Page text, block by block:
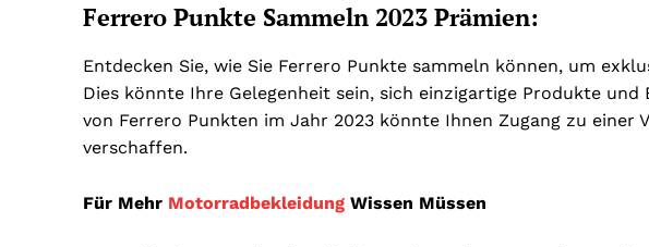
Ferrero Punkte Sammeln 2023 Prämien:
Entdecken Sie, wie Sie Ferrero Punkte sammeln können, um
Dies könnte Ihre Gelegenheit sein, sich einzigartige Produkte und
von Ferrero Punkten im Jahr 2023 könnte Ihnen Zugang zu einer
verschaffen.
Für Mehr Motorradbekleidung Wissen Müssen